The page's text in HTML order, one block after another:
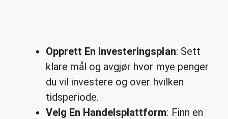
Opprett En Investeringsplan: Sett
klare mål og avgjør hvor mye penger
du vil investere og over hvilken
tidsperiode.
Velg En Handelsplattform: Finn en